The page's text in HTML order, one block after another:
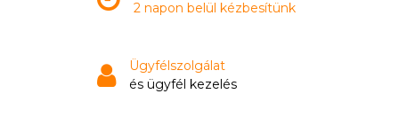
2 napon belül kézbesítünk
Ügyfélszolgálat
és ügyfél kezelés